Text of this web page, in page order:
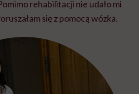
rehabilitacji nie udało mi
się z pomocą wózka.